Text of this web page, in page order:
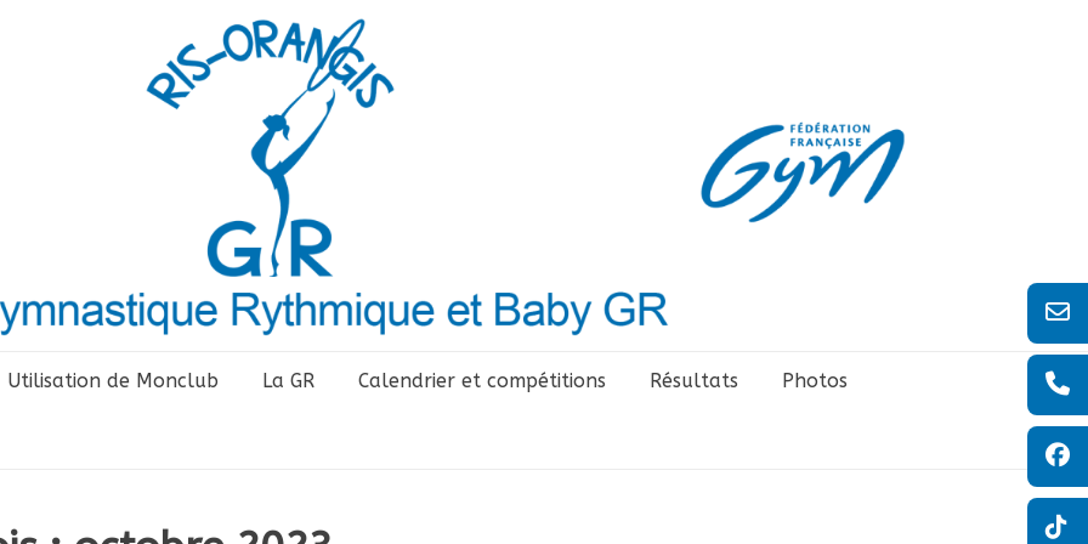
Utilisation de Monclub La GR Calendrier et compétitions Résultats Photos